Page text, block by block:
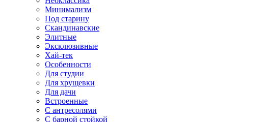
Минимализм
Под старину
Скандинавские
Элитные
Эксклюзивные
Хай-тек
Особенности
Для студии
Для хрущевки
Для дачи
Встроенные
С антресолями
С барной стойкой